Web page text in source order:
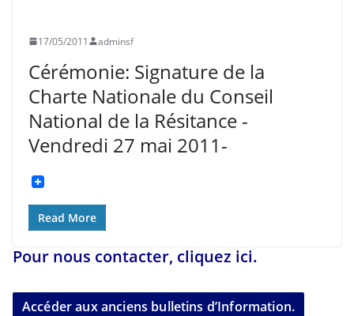
17/05/2011 adminsf
Cérémonie: Signature de la
Charte Nationale du Conseil
National de la Résitance -
Vendredi 27 mai 2011-
Read More
Pour nous contacter, cliquez ici.
Accéder aux anciens bulletins d’Information.